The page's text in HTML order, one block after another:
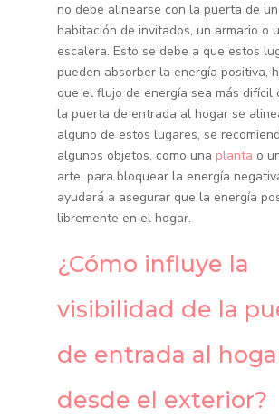
no debe alinearse con la puerta de
habitación de invitados, un armario o
escalera. Esto se debe a que estos
pueden absorber la energía positiva,
que el flujo de energía sea más difícil
la puerta de entrada al hogar se
alguno de estos lugares, se
algunos objetos, como una planta o
arte, para bloquear la energía
ayudará a asegurar que la energía
libremente en el hogar.
¿Cómo influye la
visibilidad de la
de entrada al
desde el exterior?